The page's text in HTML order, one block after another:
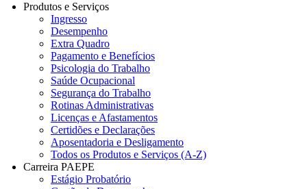
Produtos e Serviços
Ingresso
Desempenho
Extra Quadro
Pagamento e Benefícios
Psicologia do Trabalho
Saúde Ocupacional
Segurança do Trabalho
Rotinas Administrativas
Licenças e Afastamentos
Certidões e Declarações
Aposentadoria e Desligamento
Todos os Produtos e Serviços (A-Z)
Carreira PAEPE
Estágio Probatório